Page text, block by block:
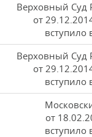
Верховный Суд
от
вступило
Верховный Суд
от
вступило
от
вступило